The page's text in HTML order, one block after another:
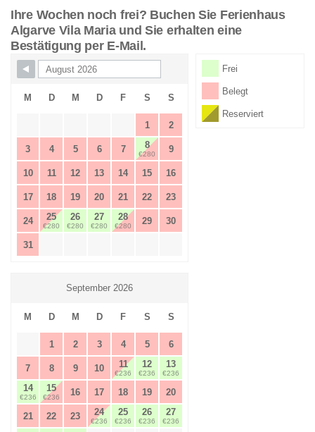
Ihre Wochen noch frei? Buchen Sie Ferienhaus
Algarve Vila Maria und Sie erhalten eine
Bestätigung per E-Mail.
Skip Booking Form
Frei
Belegt
Reserviert
M D M D F S S
1 2
3 4 5 6 7 8
€280 9
10 11 12 13 14 15 16
17 18 19 20 21 22 23
24 25
€280
26
€280
27
€280
28
€280 29 30
31
September 2026
M D M D F S S
1 2 3 4 5 6
7 8 9 10 11
€236
12
€236
13
€236
14
€236
15
€236 16 17 18 19 20
21 22 23 24
€236
25
€236
26
€236
27
€236